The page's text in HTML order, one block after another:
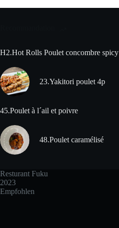
H2.Hot Rolls Poulet concombre spicy
23.Yakitori poulet 4p
45.Poulet à l´ail et poivre
48.Poulet caramélisé
Resturant Fuku
2023
Empfohlen